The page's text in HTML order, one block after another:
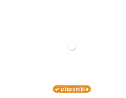
Disponible